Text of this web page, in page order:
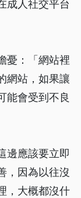
成人社交平台
憂：「網站裡
網站，如果讓
能會受到不良
邊應該要立即
，因為以往沒
，大概都沒什